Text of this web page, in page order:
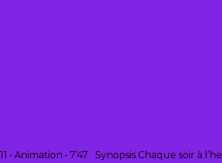
• Animation • 7’47 Synopsis Chaque soir à